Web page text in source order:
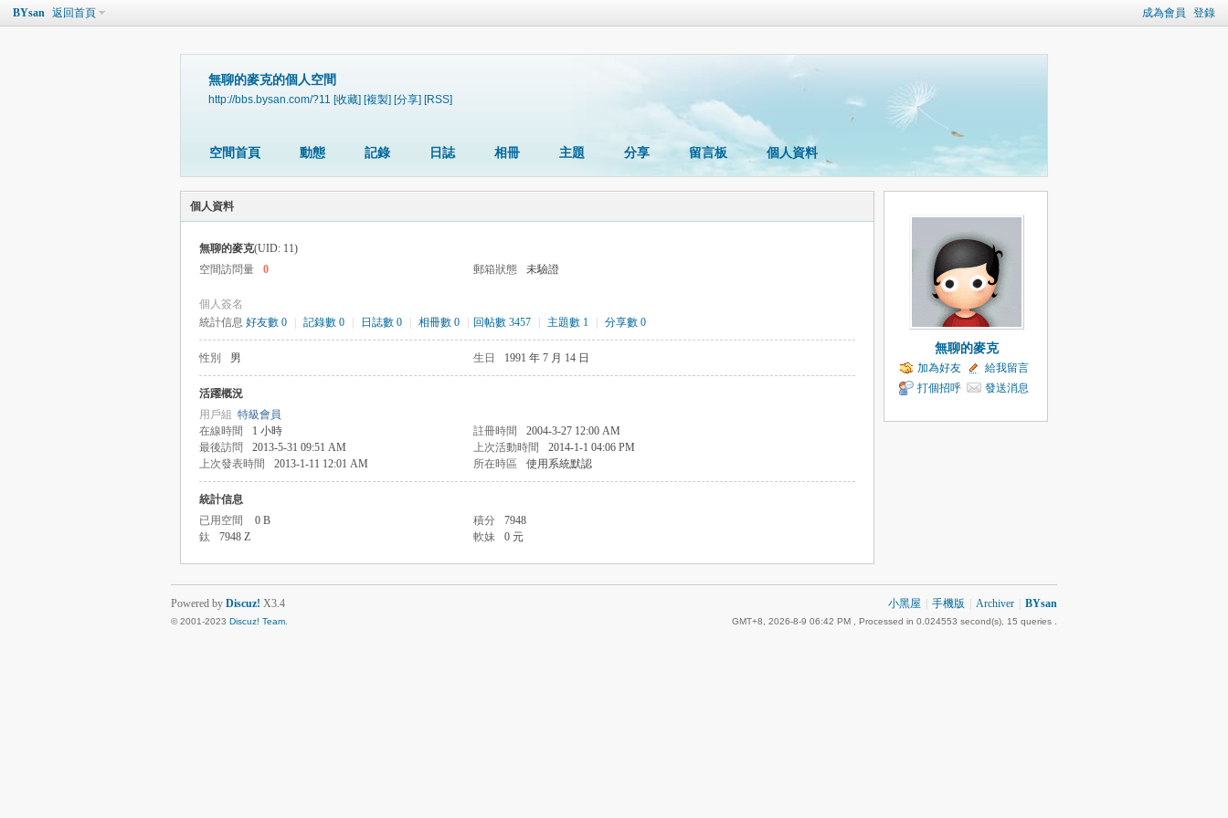
成為會員 登錄
BYsan 返回首頁
無聊的麥克的個人空間
http://bbs.bysan.com/?11 [收藏] [複製] [分享] [RSS]
空間首頁 動態 記錄 日誌 相冊 主題 分享 留言板 個人資料
個人資料
無聊的麥克(UID: 11)
空間訪問量
0 郵箱狀態 未驗證
個人簽名
統計信息 好友數 0 記錄數 0 日誌數 0 相冊數 0 回帖數 3457 主題數 1 分享數 0
性別 男 生日 1991 年 7 月 14 日
活躍概況
用戶組 特級會員
在線時間
1 小時 註冊時間
2004-3-27 12:00 AM
最後訪問
2013-5-31 09:51 AM 上次活動時間
2014-1-1 04:06 PM
上次發表時間
2013-1-11 12:01 AM 所在時區 使用系統默認
統計信息
已用空間
0 B 積分
7948
鈦
7948 Z 軟妹 0 元
無聊的麥克
加為好友
給我留言
打個招呼
發送消息
小黑屋 手機版 Archiver BYsan
GMT+8, 2026-8-9 06:42 PM , Processed in 0.024553 second(s), 15 queries .
Powered by Discuz! X3.4
© 2001-2023 Discuz! Team